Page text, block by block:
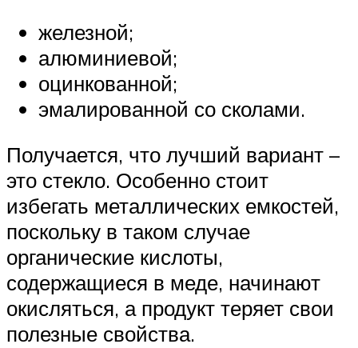
железной;
алюминиевой;
оцинкованной;
эмалированной со сколами.
Получается, что лучший вариант –
это стекло. Особенно стоит
избегать металлических емкостей,
поскольку в таком случае
органические кислоты,
содержащиеся в меде, начинают
окисляться, а продукт теряет свои
полезные свойства.